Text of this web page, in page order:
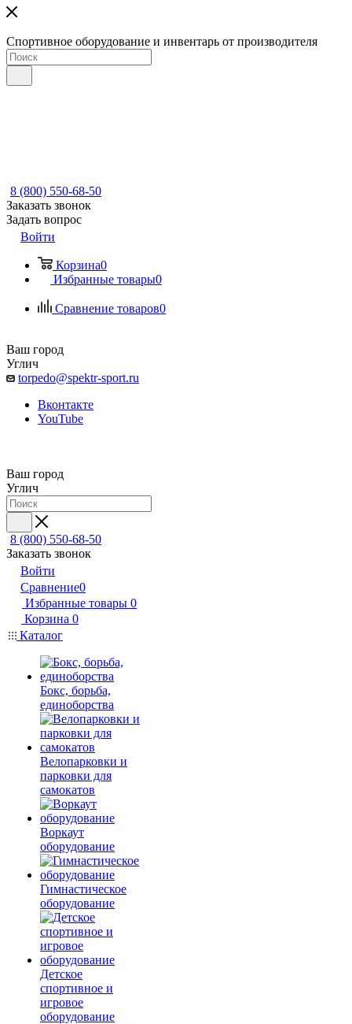
Спортивное оборудование и инвентарь от производителя
8 (800) 550-68-50
Заказать звонок
Задать вопрос
Войти
Корзина0
Избранные товары0
Сравнение товаров0
Ваш город
Углич
torpedo@spektr-sport.ru
Вконтакте
YouTube
Ваш город
Углич
8 (800) 550-68-50
Заказать звонок
Войти
Сравнение0
Избранные товары 0
Корзина 0
Каталог
Бокс, борьба,
единоборства
Велопарковки и
парковки для
самокатов
Воркаут
оборудование
Гимнастическое
оборудование
Детское
спортивное и
игровое
оборудование